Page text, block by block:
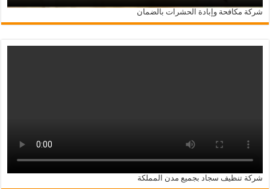
شركة مكافحة وإبادة الحشرات بالضمان
شركة تنظيف سجاد بجميع مدن المملكة